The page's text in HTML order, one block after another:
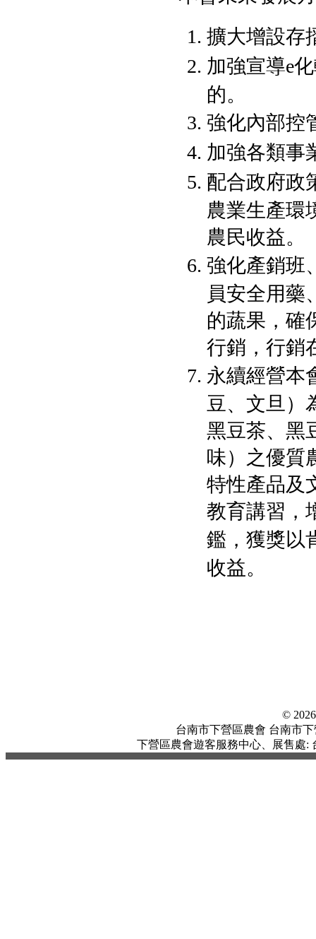
擴大增設存
加強宣導e
的。
強化內部控
加強各類事
配合政府政
農業生產環
農民收益。
強化產銷班
員安全用藥
的蔬果，確
行銷，行銷
永續經營本
豆、文旦）
黑豆茶、黑
味）之優質
特性產品及
教育講習，
鑑，獲獎以
收益。
©
台南市下營區農會 台南市下
下營區農會遊客服務中心、展售處: